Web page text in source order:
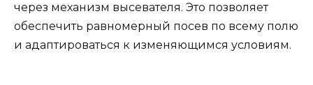
через механизм высевателя. Это позволяет
обеспечить равномерный посев по всему полю
и адаптироваться к изменяющимся условиям.